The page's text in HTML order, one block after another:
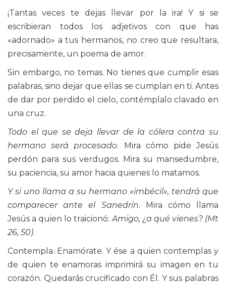
¡Tantas veces te dejas llevar por la ira! Y si se
escribieran todos los adjetivos con que has
«adornado» a tus hermanos, no creo que resultara,
precisamente, un poema de amor.
Sin embargo, no temas. No tienes que cumplir esas
palabras, sino dejar que ellas se cumplan en ti. Antes
de dar por perdido el cielo, contémplalo clavado en
una cruz.
Todo el que se deja llevar de la cólera contra su
hermano será procesado. Mira cómo pide Jesús
perdón para sus verdugos. Mira su mansedumbre,
su paciencia, su amor hacia quienes lo matamos.
Y si uno llama a su hermano «imbécil», tendrá que
comparecer ante el Sanedrín. Mira cómo llama
Jesús a quien lo traicionó:Amigo, ¿a qué vienes? (Mt
26, 50).
Contempla. Enamórate. Y ése a quien contemplas y
de quien te enamoras imprimirá su imagen en tu
corazón. Quedarás crucificado con Él. Y sus palabras